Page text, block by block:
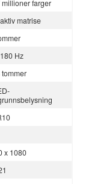
millioner farger
matrise
Hz
x 1080